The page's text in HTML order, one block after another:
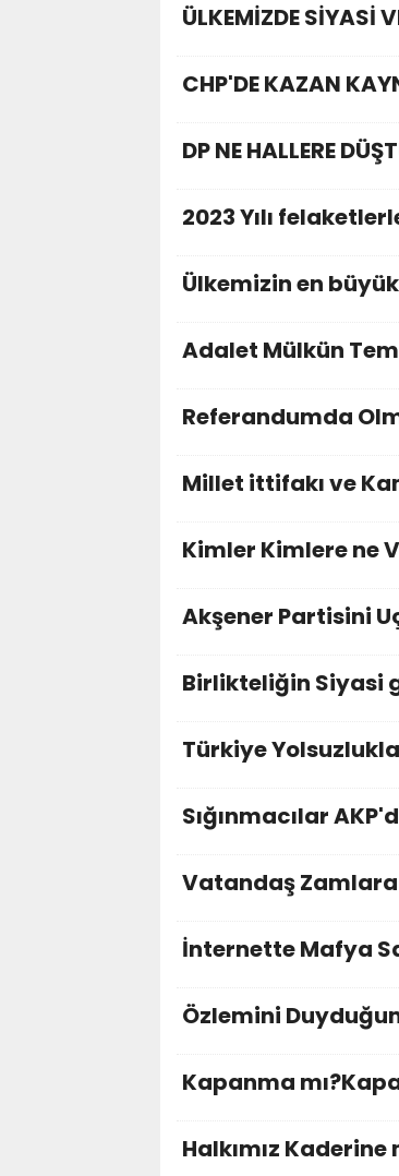
ÜLKEMİZDE SİYASİ
CHP'DE KAZAN
DP NE HALLERE
2023 Yılı
Ülkemizin en
Adalet Mülkün
Referandumda
Millet ittifakı ve
Kimler Kimlere ne
Akşener Partisini
Birlikteliğin Siyasi
Türkiye
Sığınmacılar
Vatandaş Zamlara
İnternette Mafya
Özlemini
Kapanma
Halkımız